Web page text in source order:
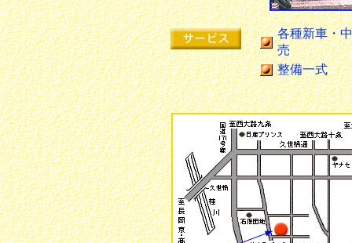
各種新車・
売
整備一式